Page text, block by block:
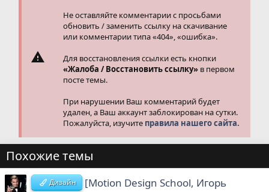
Не оставляйте комментарии с просьбами
обновить / заменить ссылку на скачивание
или комментарии типа «404», «ошибка».
Для восстановления ссылки есть кнопки
«Жалоба / Восстановить ссылку» в первом
посте темы.
При нарушении Ваш комментарий будет
удален, а Ваш аккаунт заблокирован на сутки.
Пожалуйста, изучите правила нашего сайта.
Похожие темы
Дизайн
[Motion Design School, Игорь